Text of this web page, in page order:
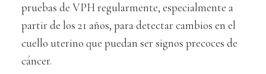
pruebas de VPH regularmente, especialmente a
partir de los 21 años, para detectar cambios en el
cuello uterino que puedan ser signos precoces de
cáncer.